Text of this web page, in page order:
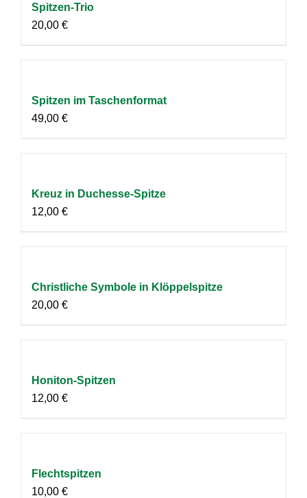
Spitzen-Trio
20,00 €
Spitzen im Taschenformat
49,00 €
Kreuz in Duchesse-Spitze
12,00 €
Christliche Symbole in Klöppelspitze
20,00 €
Honiton-Spitzen
12,00 €
Flechtspitzen
10,00 €